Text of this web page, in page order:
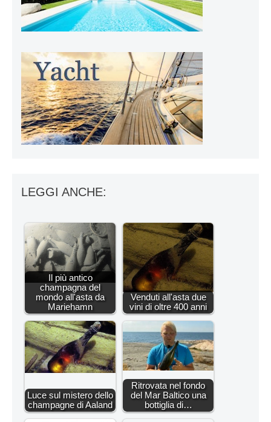
LEGGI ANCHE:
Il più antico
champagna del
mondo all'asta da
Mariehamn
Venduti all'asta due
vini di oltre 400 anni
Luce sul mistero dello
champagne di Aaland
Ritrovata nel fondo
del Mar Baltico una
bottiglia di…